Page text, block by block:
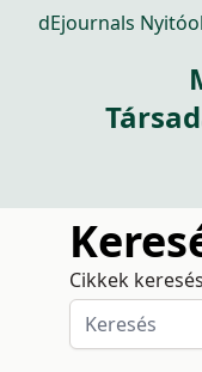
dEjournals
Cikkek